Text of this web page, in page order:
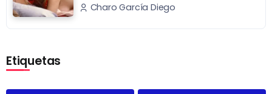
Charo García Diego
Etiquetas